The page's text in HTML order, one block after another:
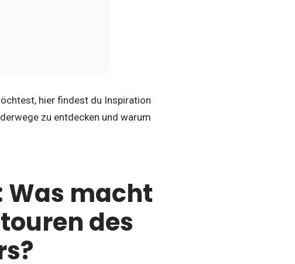
hier findest du Inspiration
zu entdecken und warum
macht
des